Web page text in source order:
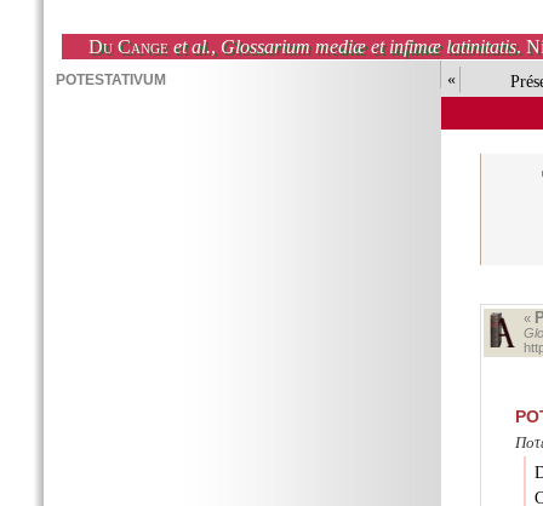
Du Cange et al., Glossarium mediæ et infimæ latinitatis.
«
«